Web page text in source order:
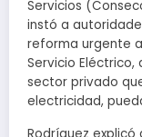
Servicios
instó a
reforma urgente
Servicio
sector privado
electricidad,